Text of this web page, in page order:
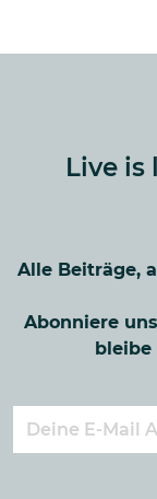
Live is
Alle Beiträge,
Abonniere
bleibe